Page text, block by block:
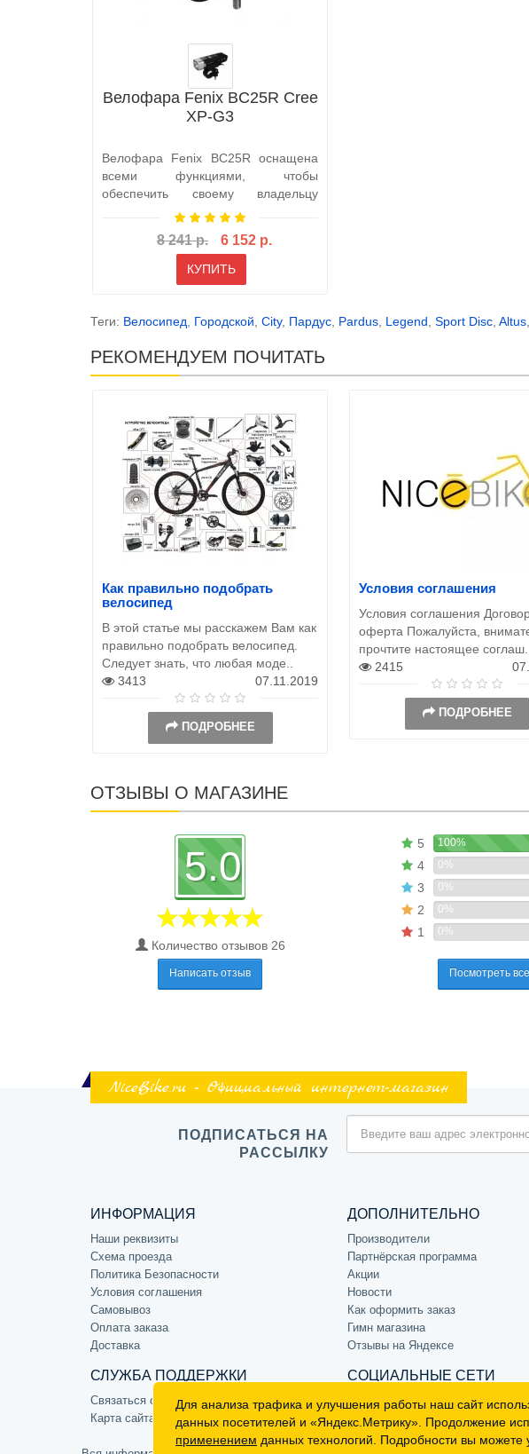
Велофара Fenix BC25R Cree
XP-G3
Велофара Fenix BC25R оснащена
всеми функциями, чтобы
обеспечить своему владельцу
качественный свет н..
8 241 р. 6 152 р.
КУПИТЬ
Теги: Велосипед Городской City, Пардус Pardus Legend Sport Disc Altus
РЕКОМЕНДУЕМ ПОЧИТАТЬ
Как правильно подобрать
велосипед
В этой статье мы расскажем Вам как
правильно подобрать велосипед.
Следует знать, что любая моде..
3413
07.11.2019
ПОДРОБНЕЕ
Условия соглашения
Условия соглашения
оферта Пожалуйста,
прочтите настоящее соглаш..
2415
ПОДРОБНЕЕ
ОТЗЫВЫ О МАГАЗИНЕ
5.0
Количество отзывов 26
Написать отзыв
5 100%
4 0%
3 0%
2 0%
1 0%
Посмотреть
NiceBike.ru - Официальный интернет-магазин
ПОДПИСАТЬСЯ НА
РАССЫЛКУ
ИНФОРМАЦИЯ
Наши реквизиты
Схема проезда
Политика Безопасности
Условия соглашения
Самовывоз
Оплата заказа
Доставка
СЛУЖБА ПОДДЕРЖКИ
Связаться с нами
Карта сайта
ДОПОЛНИТЕЛЬНО
Производители
Партнёрская программа
Акции
Новости
Как оформить заказ
Гимн магазина
Отзывы на Яндексе
СОЦИАЛЬНЫЕ СЕТИ
Для анализа трафика и улучшения работы наш сайт
данных посетителей и «Яндекс.Метрику». Продолжение
применением данных технологий. Подробности вы можете